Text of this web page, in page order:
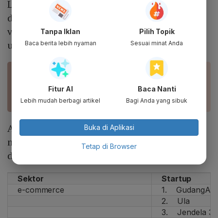
Lalu, 44 pendanaan lainnya tidak
diumumkan nilainya. “Sekitar 40-50 modal
ventura melihat Indonesia sangat tepat
untuk berinvestasi,” ujar Jefri.
BACA JUGA
Saatnya Investasi Sekarang, Kalau setelah
Pandemi Terlambat
Adapun 56 startup Indonesia yang
mendapatkan pendanaan hingga akhir Juni
dapat dilihat pada
Sektor
Startup
e-commerce
1.
2. Ula
3. Jendela
Tanpa Iklan
Baca berita lebih nyaman
Pilih Topik
Sesuai minat Anda
Fitur AI
Lebih mudah berbagi artikel
Baca Nanti
Bagi Anda yang sibuk
Buka di Aplikasi
Tetap di Browser